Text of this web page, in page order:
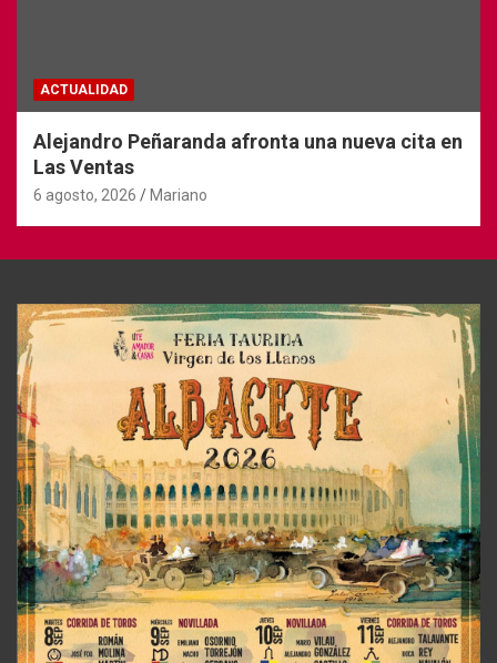
ACTUALIDAD
Alejandro Peñaranda afronta una nueva cita en
Las Ventas
6 agosto, 2026 Mariano